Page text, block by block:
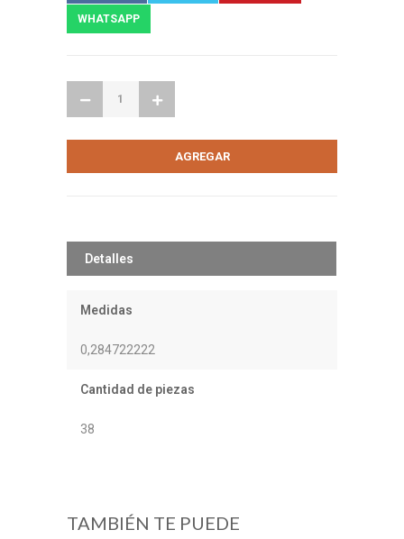
WHATSAPP
Detalles
Medidas
0,284722222
Cantidad de piezas
38
TAMBIÉN TE PUEDE